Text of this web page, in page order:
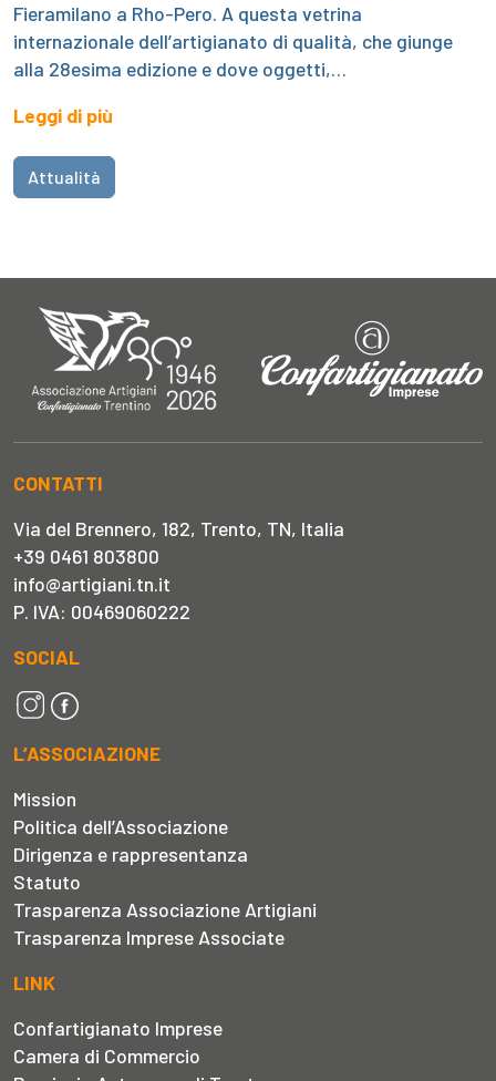
Fieramilano a Rho-Pero. A questa vetrina
internazionale dell’artigianato di qualità, che giunge
alla 28esima edizione e dove oggetti,…
Leggi di più
Attualità
CONTATTI
Via del Brennero, 182, Trento, TN, Italia
+39 0461 803800
info@artigiani.tn.it
P. IVA: 00469060222
SOCIAL
L’ASSOCIAZIONE
Mission
Politica dell’Associazione
Dirigenza e rappresentanza
Statuto
Trasparenza Associazione Artigiani
Trasparenza Imprese Associate
LINK
Confartigianato Imprese
Camera di Commercio